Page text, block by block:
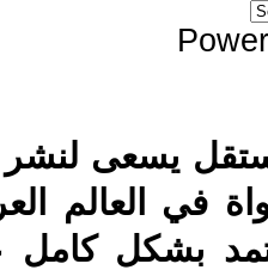
يسعى لنشر
في العالم
بشكل